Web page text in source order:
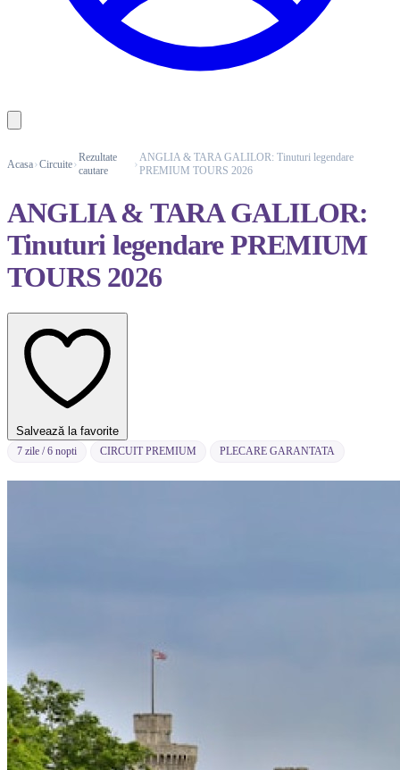
Acasa Circuite
Rezultate
cautare
ANGLIA & TARA GALILOR: Tinuturi legendare
PREMIUM TOURS 2026
ANGLIA & TARA GALILOR:
Tinuturi legendare PREMIUM
TOURS 2026
Salvează la favorite
7 zile / 6 nopti CIRCUIT PREMIUM PLECARE GARANTATA